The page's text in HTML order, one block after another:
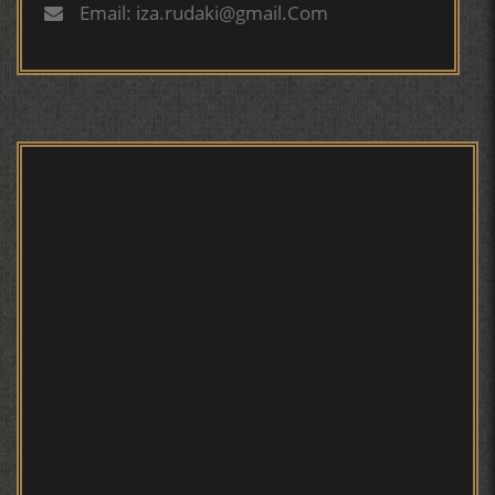
БЕРУНӢ ВА НАВРӮЗИ АҶАМ
Email: iza.rudaki@gmail.Com